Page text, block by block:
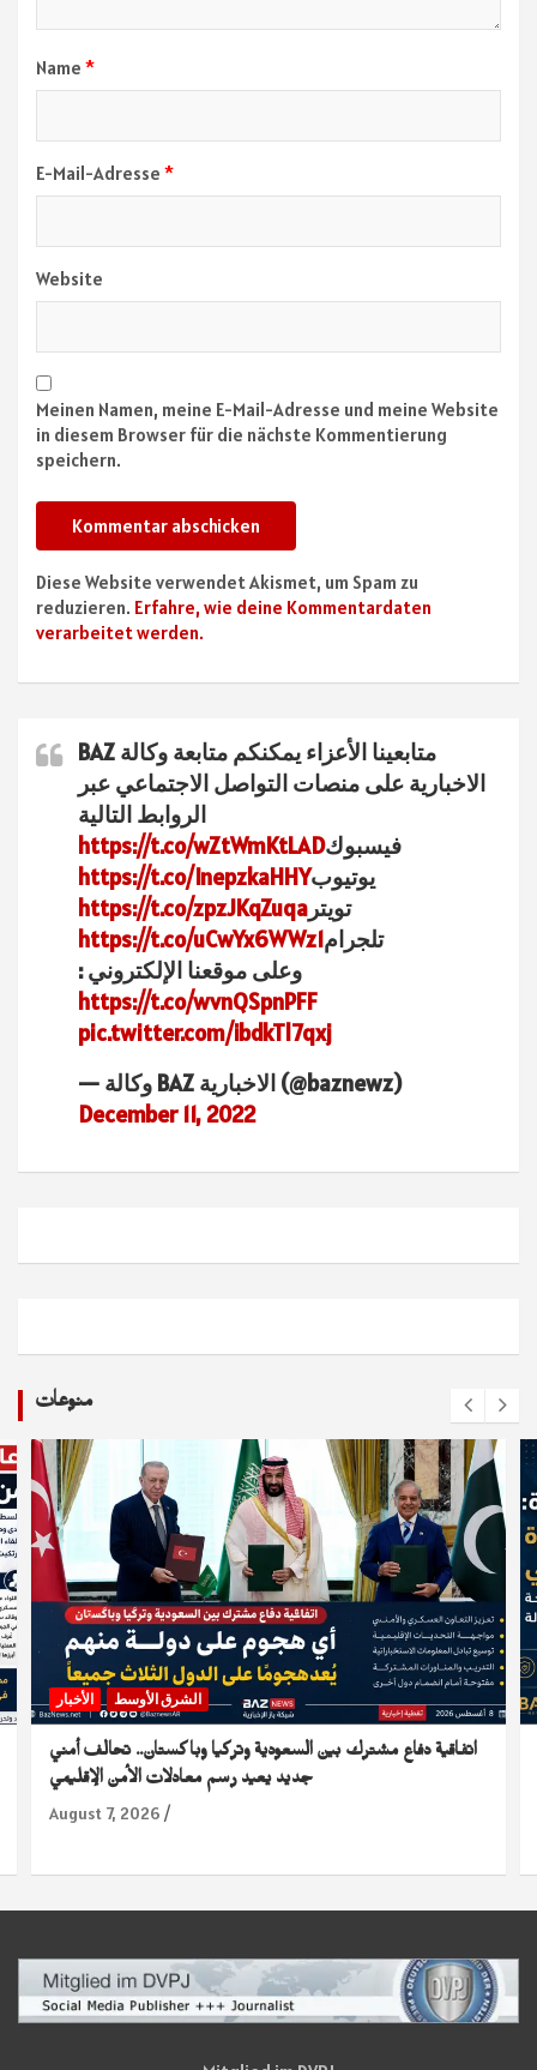
Name *
E-Mail-Adresse *
Website
Meinen Namen, meine E-Mail-Adresse und meine Website
in diesem Browser für die nächste Kommentierung
speichern.
Diese Website verwendet Akismet, um Spam zu
reduzieren. Erfahre, wie deine Kommentardaten
verarbeitet werden.
متابعينا الأعزاء يمكنكم متابعة وكالة BAZ
الاخبارية على منصات التواصل الاجتماعي عبر
الروابط التالية
فيسبوكhttps://t.co/wZtWmKtLAD
يوتيوبhttps://t.co/InepzkaHHY
تويتر https://t.co/zpzJKqZuqa
تلجرامhttps://t.co/uCwYx6WWz1
وعلى موقعنا الإلكتروني :
https://t.co/wvnQSpnPFF
pic.twitter.com/ibdkTl7qxj
— وكالة BAZ الاخبارية (@baznewz)
December 11, 2022
منوعات
الأخبار الشرق الأوسط
اتفاقية دفاع مشترك بين السعودية وتركيا وباكستان.. تحالف أمني
جديد يعيد رسم معادلات الأمن الإقليمي
August 7, 2026